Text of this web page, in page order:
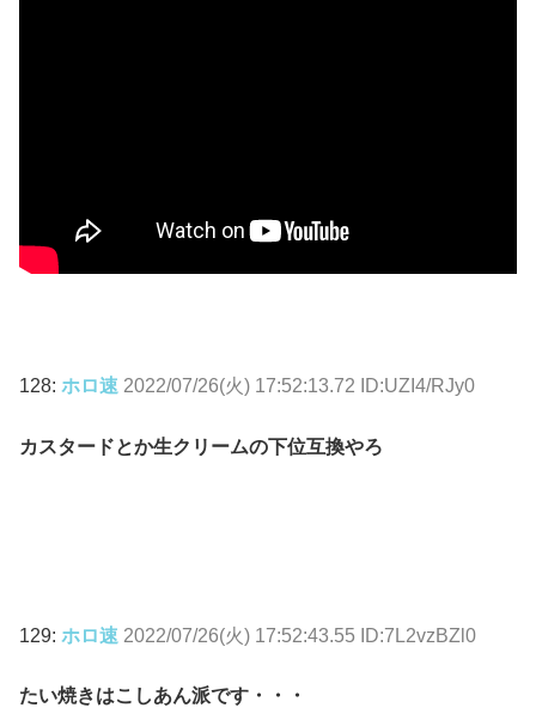
128: ホロ速 2022/07/26(火) 17:52:13.72 ID:UZI4/RJy0
カスタードとか生クリームの下位互換やろ
129: ホロ速 2022/07/26(火) 17:52:43.55 ID:7L2vzBZl0
たい焼きはこしあん派です・・・